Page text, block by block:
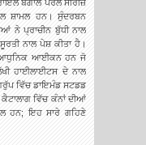
ਬੰਗਾਲ ਪਰਲ ਸੀਰੀਜ਼
ਸ਼ਾਮਲ ਹਨ। ਸੁੰਦਰਬਨ
ਨੇ ਪ੍ਰਾਚੀਨ ਬੁੱਧੀ ਨਾਲ
ਨਾਲ ਪੇਸ਼ ਕੀਤਾ ਹੈ।
ਆਧੁਨਿਕ ਆਈਕਨ ਹਨ ਜੋ
ਹਾਈਲਾਈਟਸ ਦੇ ਨਾਲ
ਵਿੱਚ ਡਾਇਮੰਡ ਸਟਡਡ
ਵਿੱਚ ਕੰਨਾਂ ਦੀਆਂ
ਹਨ; ਇਹ ਸਾਰੇ ਗਹਿਣੇ